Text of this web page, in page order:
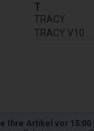
T
TRACY
TRACY V10
Ihre Artikel vor 15:00